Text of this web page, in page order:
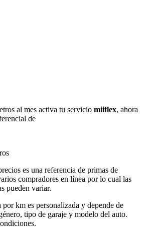
al mes activa tu servicio miiflex, ahora
de
es una referencia de primas de
compradores en línea por lo cual las
pueden variar.
km es personalizada y depende de
tipo de garaje y modelo del auto.